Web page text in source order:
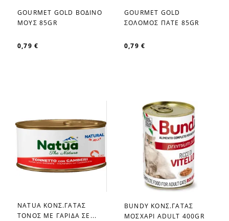
favorite_border
GOURMET GOLD ΒΟΔΙΝΟ
ΜΟΥΣ 85GR
0,79 €
favorite_border
GOURMET GOLD
ΣΟΛΟΜΟΣ ΠΑΤΕ 85GR
0,79 €
favorite_border
NATUA ΚΟΝΣ.ΓΑΤΑΣ
ΤΟΝΟΣ ΜΕ ΓΑΡΙΔΑ ΣΕ...
favorite_border
BUNDY ΚΟΝΣ.ΓΑΤΑΣ
ΜΟΣΧΑΡΙ ADULT 400GR